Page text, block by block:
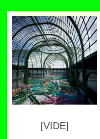
[VIDE]